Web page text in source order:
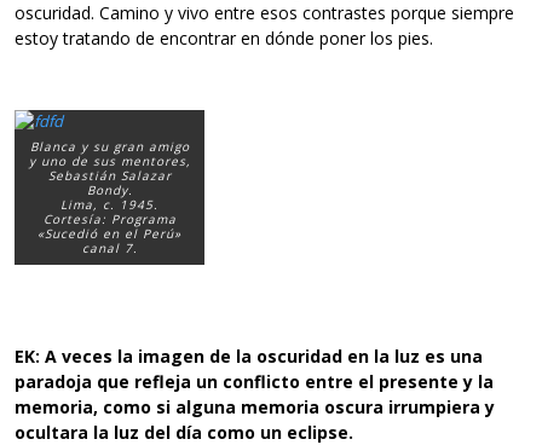
oscuridad. Camino y vivo entre esos contrastes porque siempre
estoy tratando de encontrar en dónde poner los pies.
Blanca y su gran amigo
y uno de sus mentores,
Sebastián Salazar
Bondy.
Lima, c. 1945.
Cortesía: Programa
«Sucedió en el Perú»
canal 7.
EK: A veces la imagen de la oscuridad en la luz es una
paradoja que refleja un conflicto entre el presente y la
memoria, como si alguna memoria oscura irrumpiera y
ocultara la luz del día como un eclipse.